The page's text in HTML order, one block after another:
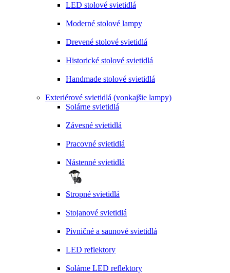
LED stolové svietidlá
Moderné stolové lampy
Drevené stolové svietidlá
Historické stolové svietidlá
Handmade stolové svietidlá
Exteriérové svietidlá (vonkajšie lampy)
Solárne svietidlá
Závesné svietidlá
Pracovné svietidlá
Nástenné svietidlá
Stropné svietidlá
Stojanové svietidlá
Pivničné a saunové svietidlá
LED reflektory
Solárne LED reflektory